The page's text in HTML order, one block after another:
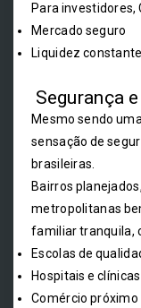
Para investidores,
Mercado seguro
Liquidez constante
Segurança
Mesmo sendo
sensação de
brasileiras.
Bairros
metropolitanas
familiar tranquila,
Escolas de
Hospitais e clínicas
Comércio próximo